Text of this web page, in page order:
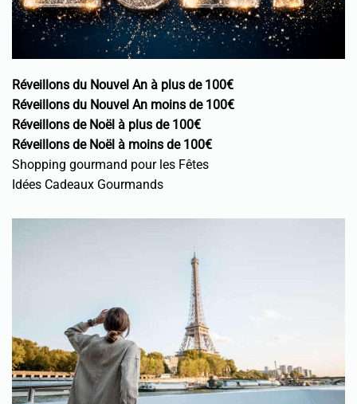
Réveillons du Nouvel An à plus de 100€
Réveillons du Nouvel An moins de 100€
Réveillons de Noël à plus de 100€
Réveillons de Noël à moins de 100€
Shopping gourmand pour les Fêtes
Idées Cadeaux Gourmands